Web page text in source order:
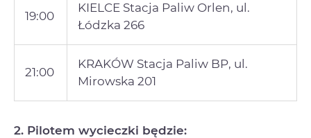
19:00
KIELCE Stacja Paliw Orlen, ul.
Łódzka 266
21:00
KRAKÓW Stacja Paliw BP, ul.
Mirowska 201
2. Pilotem wycieczki będzie: